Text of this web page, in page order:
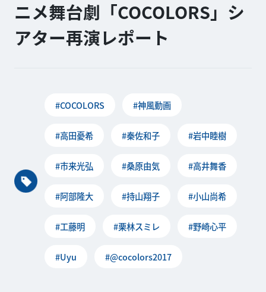
ニメ舞台劇「COCOLORS」シ
アター再演レポート
#COCOLORS #神風動画
#高田憂希 #秦佐和子 #岩中睦樹
#市来光弘 #桑原由気 #高井舞香
#阿部隆大 #持山翔子 #小山尚希
#工藤明 #栗林スミレ #野崎心平
#Uyu #@cocolors2017